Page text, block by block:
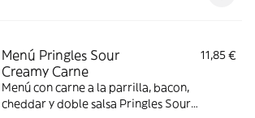
Menú Pringles Sour
Creamy Carne
11,85 €
Menú con carne a la parrilla, bacon,
cheddar y doble salsa Pringles Sour